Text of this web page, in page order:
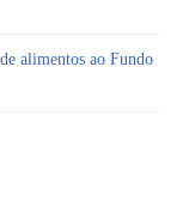
alimentos ao Fundo